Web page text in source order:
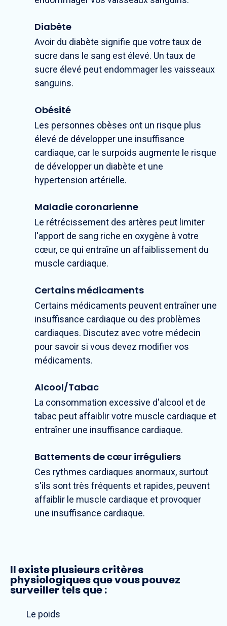
Diabète
Avoir du diabète signifie que votre taux de
sucre dans le sang est élevé. Un taux de
sucre élevé peut endommager les vaisseaux
sanguins.
Obésité
Les personnes obèses ont un risque plus
élevé de développer une insuffisance
cardiaque, car le surpoids augmente le risque
de développer un diabète et une
hypertension artérielle.
Maladie coronarienne
Le rétrécissement des artères peut limiter
l'apport de sang riche en oxygène à votre
cœur, ce qui entraîne un affaiblissement du
muscle cardiaque.
Certains médicaments
Certains médicaments peuvent entraîner une
insuffisance cardiaque ou des problèmes
cardiaques. Discutez avec votre médecin
pour savoir si vous devez modifier vos
médicaments.
Alcool/Tabac
La consommation excessive d'alcool et de
tabac peut affaiblir votre muscle cardiaque et
entraîner une insuffisance cardiaque.
Battements de cœur irréguliers
Ces rythmes cardiaques anormaux, surtout
s'ils sont très fréquents et rapides, peuvent
affaiblir le muscle cardiaque et provoquer
une insuffisance cardiaque.
Il existe plusieurs critères
physiologiques que vous pouvez
surveiller tels que :
Le poids